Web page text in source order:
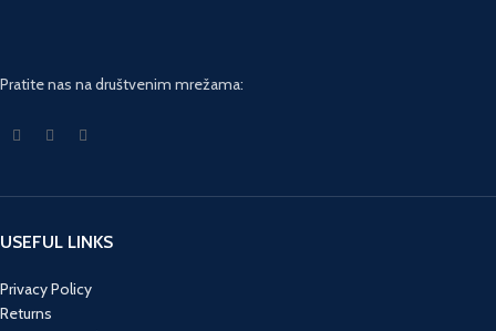
Pratite nas na društvenim mrežama:
USEFUL LINKS
Privacy Policy
Returns